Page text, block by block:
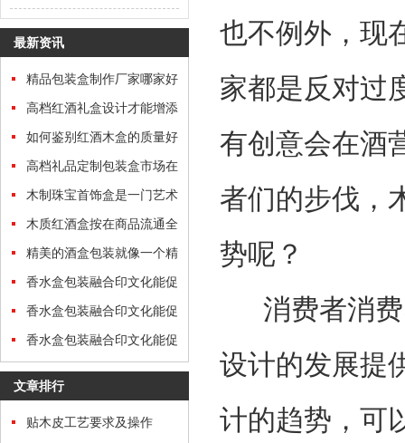
最新资讯
精品包装盒制作厂家哪家好
高档红酒礼盒设计才能增添
礼盒的“分量”
如何鉴别红酒木盒的质量好
坏
高档礼品定制包装盒市场在
哪里？
木制珠宝首饰盒是一门艺术
木质红酒盒按在商品流通全
过程中的功效归类
精美的酒盒包装就像一个精
美的艺术品
香水盒包装融合印文化能促
进文化传承
香水盒包装融合印文化能促
进文化传承
香水盒包装融合印文化能促
进文化传承
文章排行
贴木皮工艺要求及操作
也不例外，现
家都是反对过
有创意会在酒
者们的步伐，
势呢？
消费者消费
设计的发展提
计的趋势，可